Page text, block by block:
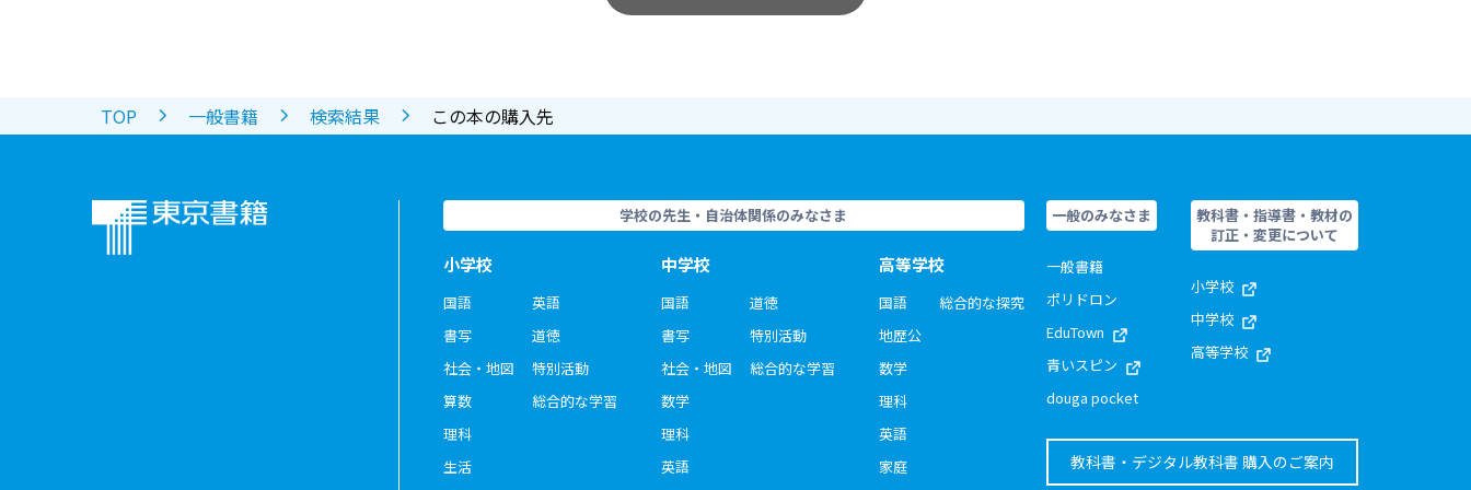
TOP 一般書籍 検索結果 この本の購入先
学校の先生・自治体関係のみなさま
小学校
国語
書写
社会・地図
算数
理科
生活
英語
道徳
特別活動
総合的な学習
中学校
国語
書写
社会・地図
数学
理科
英語
道徳
特別活動
総合的な学習
高等学校
国語
地歴公
数学
理科
英語
家庭
総合的な探究
一般のみなさま
一般書籍
ポリドロン
EduTown
青いスピン
douga pocket
教科書・指導書・教材の
訂正・変更について
小学校
中学校
高等学校
教科書・デジタル教科書 購入のご案内